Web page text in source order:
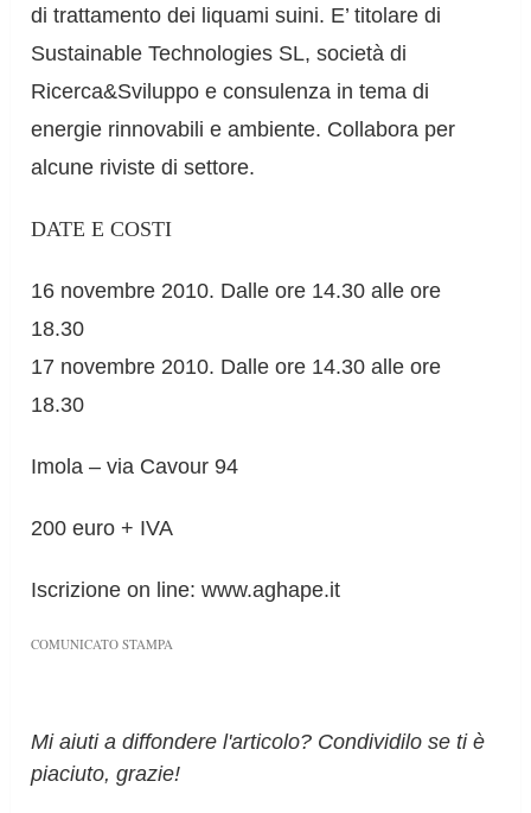
di trattamento dei liquami suini. E’ titolare di
Sustainable Technologies SL, società di
Ricerca&Sviluppo e consulenza in tema di
energie rinnovabili e ambiente. Collabora per
alcune riviste di settore.
DATE E COSTI
16 novembre 2010. Dalle ore 14.30 alle ore
18.30
17 novembre 2010. Dalle ore 14.30 alle ore
18.30
Imola – via Cavour 94
200 euro + IVA
Iscrizione on line: www.aghape.it
COMUNICATO STAMPA
Mi aiuti a diffondere l'articolo? Condividilo se ti è
piaciuto, grazie!